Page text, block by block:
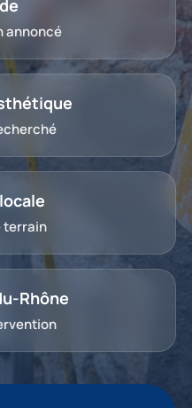
annoncé
terrain
Rhône